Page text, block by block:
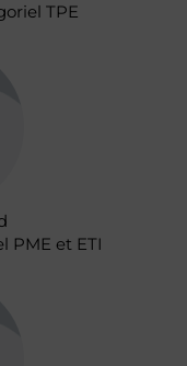
TPE
PME et ETI